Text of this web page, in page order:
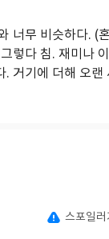
너무 비슷하다. (
렇다 침. 재미나
. 거기에 더해 오
스포일러